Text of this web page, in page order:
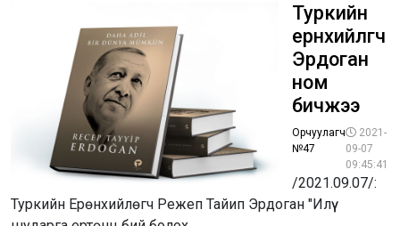
Туркийн
ерөнхийлөгч
Эрдоган
ном
бичжээ
Орчуулагч
№47
2021-
09-07
09:45:41
/2021.09.07/:
Туркийн Ерөнхийлөгч Режеп Тайип Эрдоган "Илүү